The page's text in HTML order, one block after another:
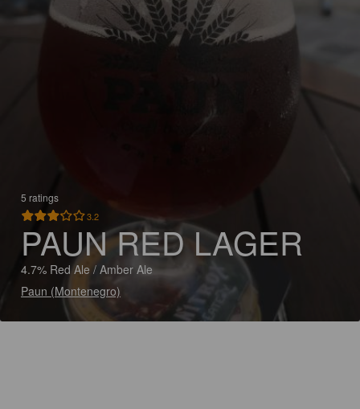
5 ratings
3.2
PAUN RED LAGER
4.7% Red Ale / Amber Ale
Paun (Montenegro)